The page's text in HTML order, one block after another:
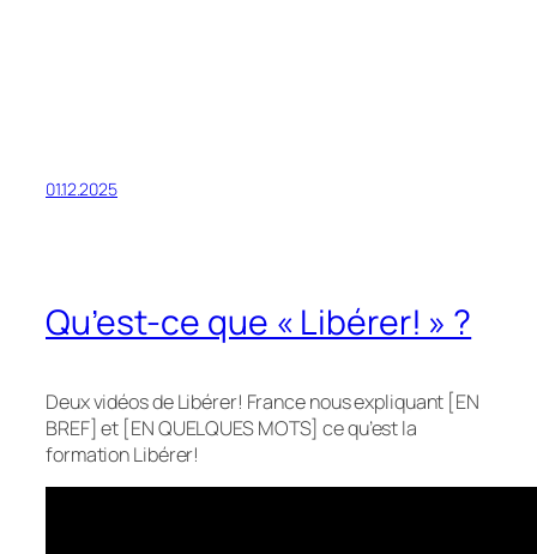
01.12.2025
Qu’est-ce que « Libérer! » ?
Deux vidéos de Libérer! France nous expliquant [EN
BREF] et [EN QUELQUES MOTS] ce qu’est la
formation Libérer!